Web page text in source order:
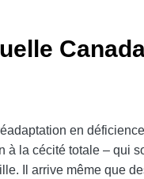
en
la cécité totale – qui
Il arrive même que